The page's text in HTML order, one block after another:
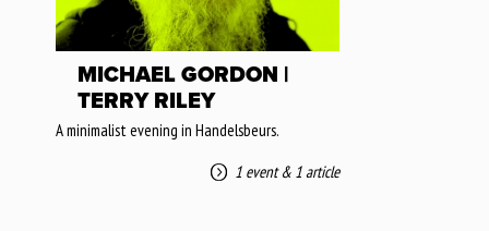
MICHAEL GORDON |
TERRY RILEY
A minimalist evening in Handelsbeurs.
1 event& 1 article